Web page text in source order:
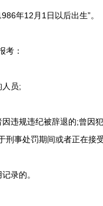
年12月1日以后出生”。
：
员;
规违纪被辞退的;曾因
刑事处罚期间或者正在接
录的。